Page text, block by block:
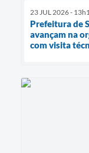
23 JUL 2026 -
Prefeitura de
avançam na
com visita